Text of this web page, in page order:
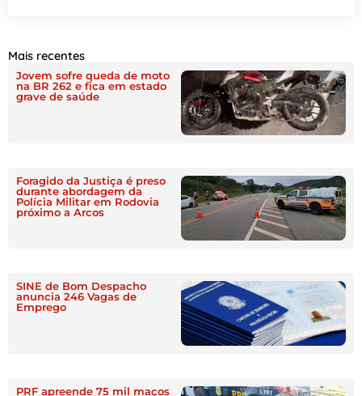
Mais recentes
Jovem sofre queda de moto
na BR 262 e fica em estado
grave de saúde
Foragido da Justiça é preso
durante abordagem da
Polícia Militar em Rodovia
próximo a Arcos
SINE de Bom Despacho
anuncia 246 Vagas de
Emprego
PRF apreende 75 mil maços